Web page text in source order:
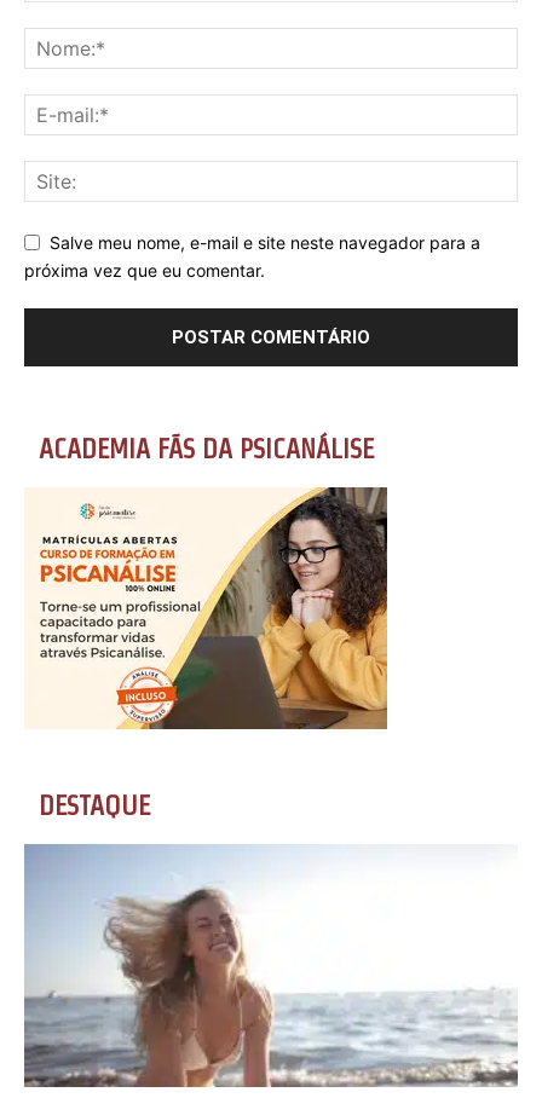
Salve meu nome, e-mail e site neste navegador para a
próxima vez que eu comentar.
ACADEMIA FÃS DA PSICANÁLISE
DESTAQUE